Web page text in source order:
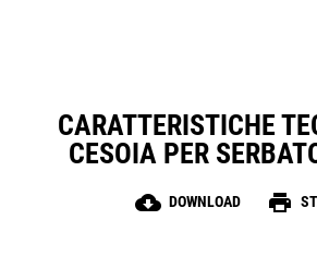
CARATTERISTICHE
CESOIA PER
cloud_download DOWNLOAD print